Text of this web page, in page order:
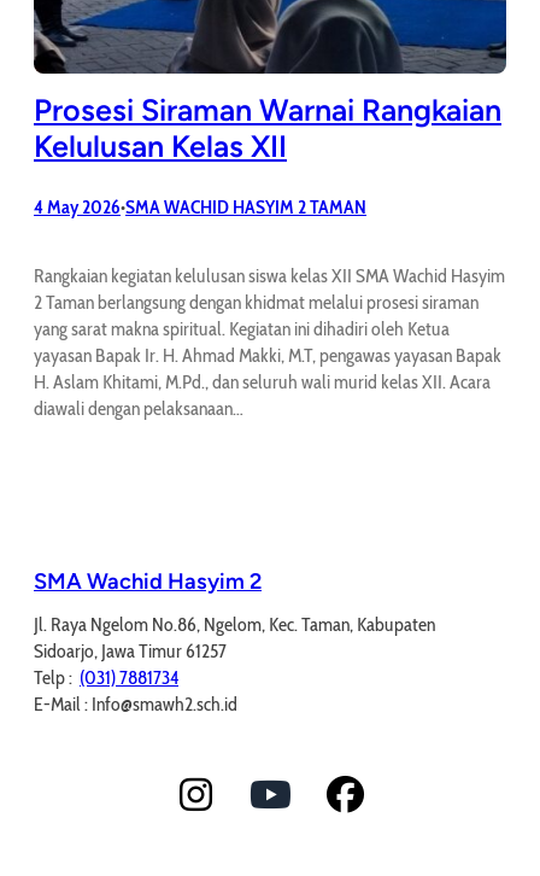
Prosesi Siraman Warnai Rangkaian
Kelulusan Kelas XII
4 May 2026•SMA WACHID HASYIM 2 TAMAN
Rangkaian kegiatan kelulusan siswa kelas XII SMA Wachid Hasyim
2 Taman berlangsung dengan khidmat melalui prosesi siraman
yang sarat makna spiritual. Kegiatan ini dihadiri oleh Ketua
yayasan Bapak Ir. H. Ahmad Makki, M.T, pengawas yayasan Bapak
H. Aslam Khitami, M.Pd., dan seluruh wali murid kelas XII. Acara
diawali dengan pelaksanaan…
SMA Wachid Hasyim 2
Jl. Raya Ngelom No.86, Ngelom, Kec. Taman, Kabupaten
Sidoarjo, Jawa Timur 61257
Telp : (031) 7881734
E-Mail : Info@smawh2.sch.id